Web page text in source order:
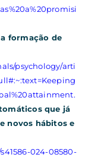
formação de
psychology/arti
que já
novos hábitos e
024-08580-